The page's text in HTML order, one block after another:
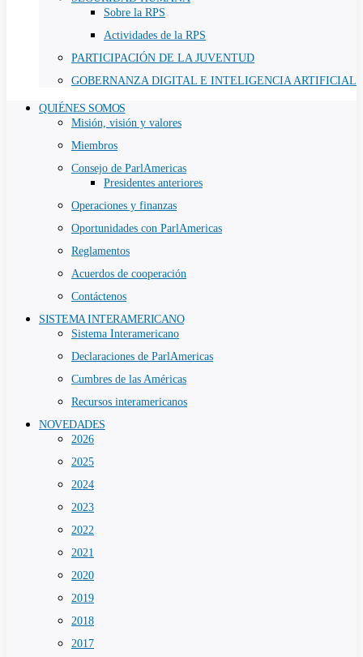
Sobre la RPS
Actividades de la RPS
PARTICIPACIÓN DE LA JUVENTUD
GOBERNANZA DIGITAL E INTELIGENCIA ARTIFICIAL
QUIÉNES SOMOS
Misión, visión y valores
Miembros
Consejo de ParlAmericas
Presidentes anteriores
Operaciones y finanzas
Oportunidades con ParlAmericas
Reglamentos
Acuerdos de cooperación
Contáctenos
SISTEMA INTERAMERICANO
Sistema Interamericano
Declaraciones de ParlAmericas
Cumbres de las Américas
Recursos interamericanos
NOVEDADES
2026
2025
2024
2023
2022
2021
2020
2019
2018
2017